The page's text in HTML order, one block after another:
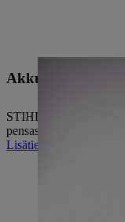
Akkuteknologia
STIHL laajentaa
pensasleikkureihin,
Lisätietoja